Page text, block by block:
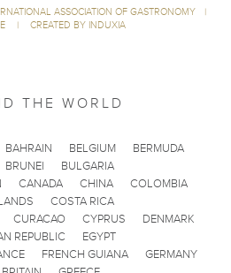
ASSOCIATION OF GASTRONOMY
|
| CREATED BY INDUXIA
THE WORLD
BAHRAIN BELGIUM
BERMUDA
BRUNEI
BULGARIA
CANADA CHINA
COLOMBIA
COSTA RICA
CURACAO CYPRUS
DENMARK
REPUBLIC
EGYPT
FRENCH GUIANA
GERMANY